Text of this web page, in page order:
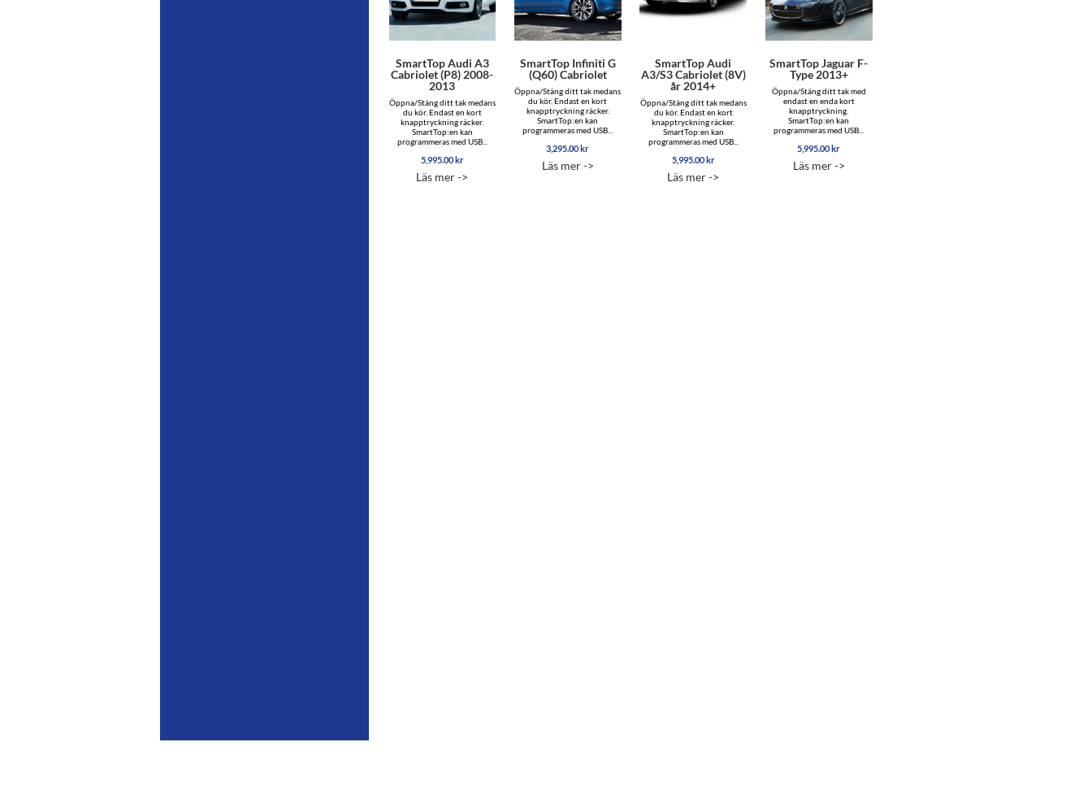
SmartTop Audi A3
Cabriolet (P8) 2008-
2013
Öppna/Stäng ditt tak medans
du kör. Endast en kort
knapptryckning räcker.
SmartTop:en kan
programmeras med USB...
5,995.00 kr
Läs mer ->
SmartTop Infiniti G
(Q60) Cabriolet
Öppna/Stäng ditt tak medans
du kör. Endast en kort
knapptryckning räcker.
SmartTop:en kan
programmeras med USB...
3,295.00 kr
Läs mer ->
SmartTop Audi
A3/S3 Cabriolet (8V)
år 2014+
Öppna/Stäng ditt tak medans
du kör. Endast en kort
knapptryckning räcker.
SmartTop:en kan
programmeras med USB...
5,995.00 kr
Läs mer ->
SmartTop Jaguar F-
Type 2013+
Öppna/Stäng ditt tak med
endast en enda kort
knapptryckning.
SmartTop:en kan
programmeras med USB...
5,995.00 kr
Läs mer ->